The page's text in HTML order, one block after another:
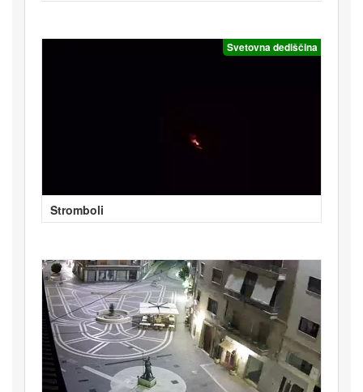
Svetovna dediščina
Stromboli